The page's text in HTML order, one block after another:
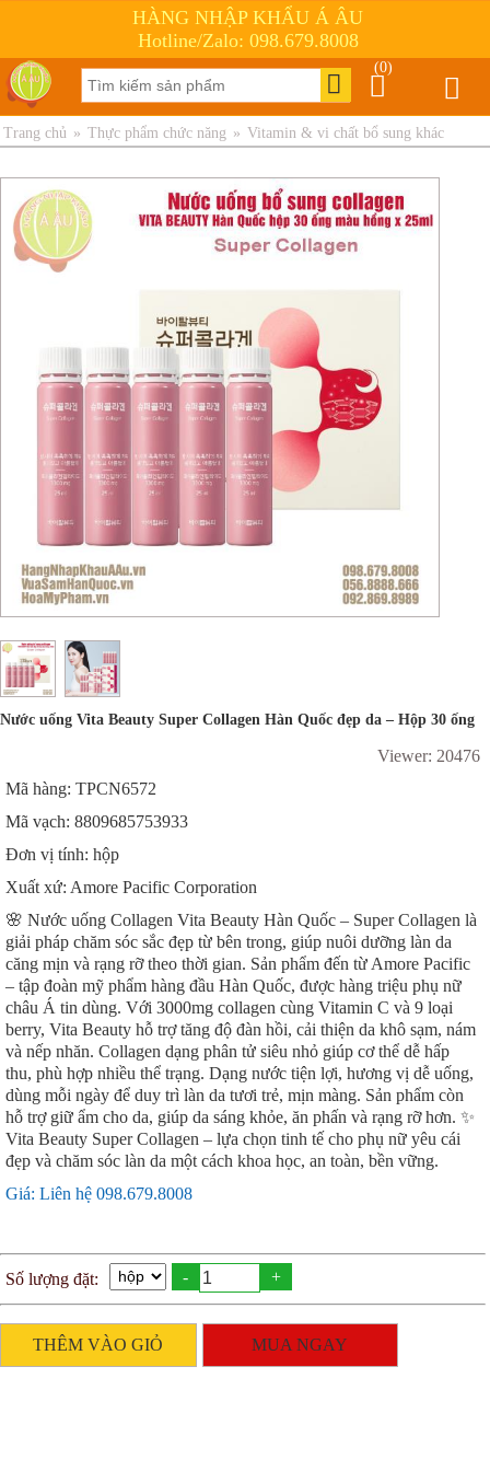
HÀNG NHẬP KHẨU Á ÂU
Hotline/Zalo: 098.679.8008
(0)
Trang chủ » Thực phẩm chức năng » Vitamin & vi chất bổ sung khác
Nước uống Vita Beauty Super Collagen Hàn Quốc đẹp da – Hộp 30 ống
Viewer: 20476
Mã hàng: TPCN6572
Mã vạch: 8809685753933
Đơn vị tính: hộp
Xuất xứ: Amore Pacific Corporation
🌸 Nước uống Collagen Vita Beauty Hàn Quốc – Super Collagen là
giải pháp chăm sóc sắc đẹp từ bên trong, giúp nuôi dưỡng làn da
căng mịn và rạng rỡ theo thời gian. Sản phẩm đến từ Amore Pacific
– tập đoàn mỹ phẩm hàng đầu Hàn Quốc, được hàng triệu phụ nữ
châu Á tin dùng. Với 3000mg collagen cùng Vitamin C và 9 loại
berry, Vita Beauty hỗ trợ tăng độ đàn hồi, cải thiện da khô sạm, nám
và nếp nhăn. Collagen dạng phân tử siêu nhỏ giúp cơ thể dễ hấp
thu, phù hợp nhiều thể trạng. Dạng nước tiện lợi, hương vị dễ uống,
dùng mỗi ngày để duy trì làn da tươi trẻ, mịn màng. Sản phẩm còn
hỗ trợ giữ ẩm cho da, giúp da sáng khỏe, ăn phấn và rạng rỡ hơn. ✨
Vita Beauty Super Collagen – lựa chọn tinh tế cho phụ nữ yêu cái
đẹp và chăm sóc làn da một cách khoa học, an toàn, bền vững.
Giá: Liên hệ 098.679.8008
Số lượng đặt: - +
THÊM VÀO GIỎ MUA NGAY